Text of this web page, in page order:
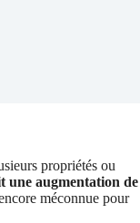
propriétés ou
une augmentation de
méconnue pour